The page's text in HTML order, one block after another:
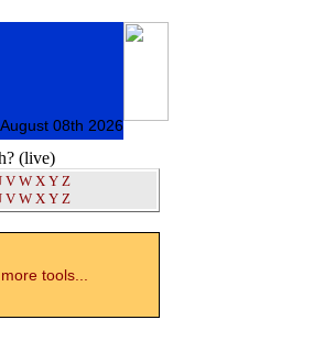
08th 2026
(live)
V W X Y Z
V W X Y Z
tools...